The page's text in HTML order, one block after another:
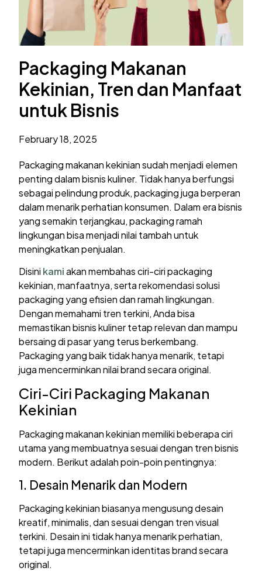
Packaging Makanan
Kekinian, Tren dan Manfaat
untuk Bisnis
February 18, 2025
Packaging makanan kekinian sudah menjadi elemen
penting dalam bisnis kuliner. Tidak hanya berfungsi
sebagai pelindung produk, packaging juga berperan
dalam menarik perhatian konsumen. Dalam era bisnis
yang semakin terjangkau, packaging ramah
lingkungan bisa menjadi nilai tambah untuk
meningkatkan penjualan.
Disini kamiakan membahas ciri-ciri packaging
kekinian, manfaatnya, serta rekomendasi solusi
packaging yang efisien dan ramah lingkungan.
Dengan memahami tren terkini, Anda bisa
memastikan bisnis kuliner tetap relevan dan mampu
bersaing di pasar yang terus berkembang.
Packaging yang baik tidak hanya menarik, tetapi
juga mencerminkan nilai brand secara original.
Ciri-Ciri Packaging Makanan
Kekinian
Packaging makanan kekinian memiliki beberapa ciri
utama yang membuatnya sesuai dengan tren bisnis
modern. Berikut adalah poin-poin pentingnya:
1. Desain Menarik dan Modern
Packaging kekinian biasanya mengusung desain
kreatif, minimalis, dan sesuai dengan tren visual
terkini. Desain ini tidak hanya menarik perhatian,
tetapi juga mencerminkan identitas brand secara
original.